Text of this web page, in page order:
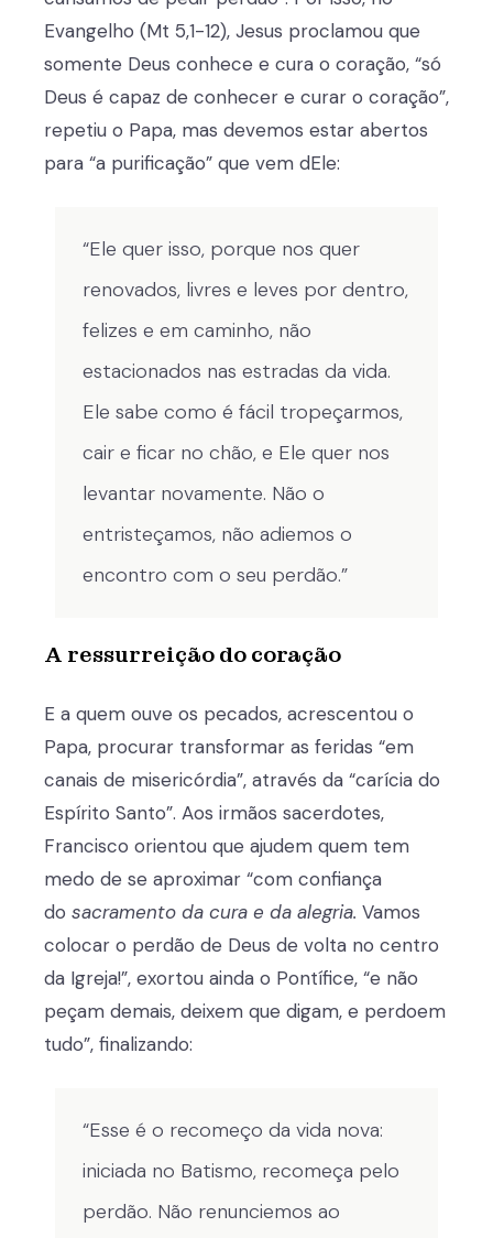
Evangelho (Mt 5,1-12), Jesus proclamou que
somente Deus conhece e cura o coração, “só
Deus é capaz de conhecer e curar o coração”,
repetiu o Papa, mas devemos estar abertos
para “a purificação” que vem dEle:
“Ele quer isso, porque nos quer
renovados, livres e leves por dentro,
felizes e em caminho, não
estacionados nas estradas da vida.
Ele sabe como é fácil tropeçarmos,
cair e ficar no chão, e Ele quer nos
levantar novamente. Não o
entristeçamos, não adiemos o
encontro com o seu perdão.”
A ressurreição do coração
E a quem ouve os pecados, acrescentou o
Papa, procurar transformar as feridas “em
canais de misericórdia”, através da “carícia do
Espírito Santo”. Aos irmãos sacerdotes,
Francisco orientou que ajudem quem tem
medo de se aproximar “com confiança
do sacramento da cura e da alegria. Vamos
colocar o perdão de Deus de volta no centro
da Igreja!”, exortou ainda o Pontífice, “e não
peçam demais, deixem que digam, e perdoem
tudo”, finalizando:
“Esse é o recomeço da vida nova:
iniciada no Batismo, recomeça pelo
perdão. Não renunciemos ao